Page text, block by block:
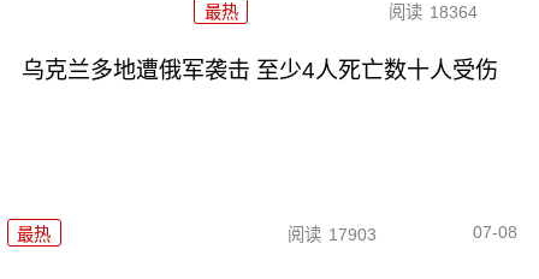
最热 阅读 18364
乌克兰多地遭俄军袭击 至少4人死亡数十人受伤
最热 阅读 17903 07-08